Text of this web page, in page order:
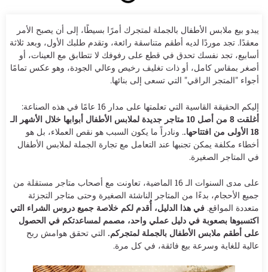
يبدو بيع ملابس الأطفال بالجملة لمتجرك أمرًا بسيطًا، إلى أن يصبح الأمر
معقدًا. تجد موردًا لديه أطقم متناسقة رائعة، وتقدم طلبك الأول، وبعد ثلاثة
أسابيع، تجد نفسك تحدق في قطع على رفوفك لا تتطابق مع العينات، أو
أصغر بمقاس كامل، أو ذات تغليف رخيص وعالي الجودة، وهو عكس تمامًا
أجواء "المتجر الراقي" التي تسعى إلى بنائها.
إليكم الحقيقة القاسية التي تعلمتها على مدار 16 عامًا في هذه الصناعة:
أغلقت 8 من أصل 10 متاجر جديدة لملابس الأطفال أبوابها خلال الأشهر الـ
18 الأولى من افتتاحها.
. ونادراً ما يكون السبب هو نقص العملاء، بل هو
أخطاء مكلفة يمكن تجنبها عند التعامل مع تجارة الجملة لملابس الأطفال
في المتاجر الصغيرة.
على مدى السنوات الـ 16 الماضية، تعاونت مع أصحاب متاجر مستقلة من
جميع الأحجام، بدءًا من المتاجر الناشئة الصغيرة وحتى متاجر التجزئة
متعددة المواقع. في هذا الدليل، أُقدم لكم خلاصة جميع دروس الشراء التي
اكتسبوها بصعوبة في دليل عملي واحد، مصمم لمساعدتكم في الحصول
على أطقم ملابس الأطفال بالجملة لمتجركم. التي تحقق هوامش ربح
عالية للغاية وسرعة بيع فائقة، في كل مرة.